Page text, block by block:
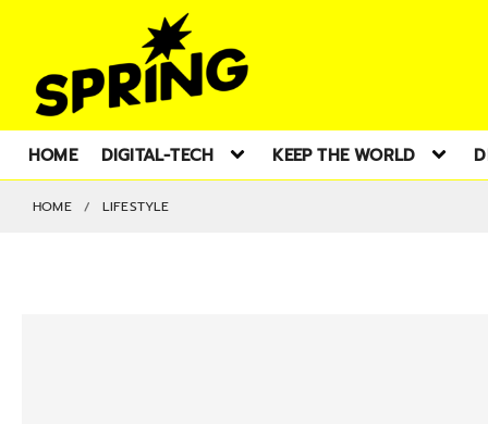
HOME DIGITAL-TECH KEEP THE WORLD
HOME LIFESTYLE